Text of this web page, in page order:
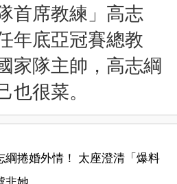
首席教練」高志
年底亞冠賽總教
家隊主帥，高志綱
也很菜。
綱捲婚外情！ 太座澄清「爆料